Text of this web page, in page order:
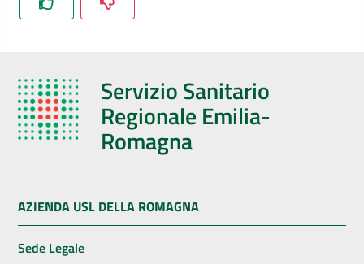
AUSL
Servizi
Dedicato
Servizio Sanitario
Regionale Emilia-
Romagna
AZIENDA USL DELLA ROMAGNA
Sede Legale